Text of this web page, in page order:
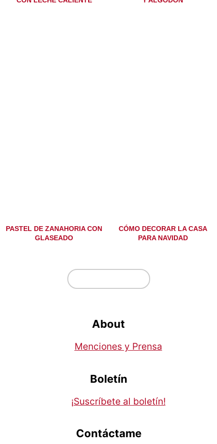
PASTEL DE ZANAHORIA CON
GLASEADO
CÓMO DECORAR LA CASA
PARA NAVIDAD
About
Menciones y Prensa
Boletín
¡Suscríbete al boletín!
Contáctame